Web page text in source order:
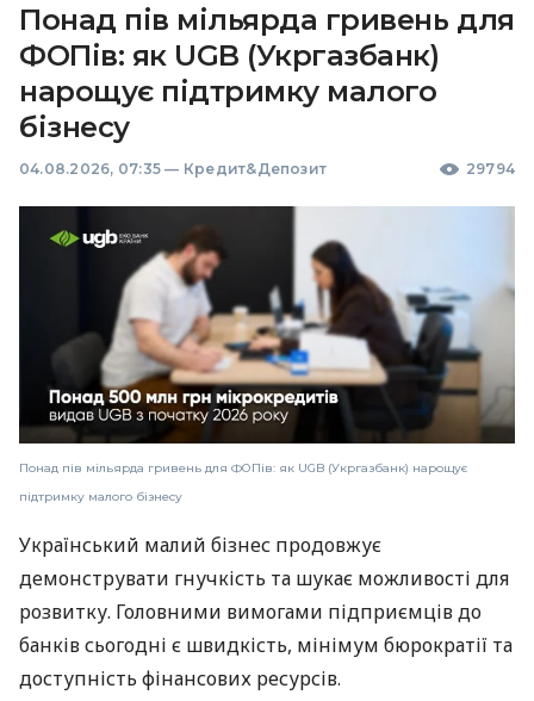
Понад пів мільярда гривень для
ФОПів: як UGB (Укргазбанк)
нарощує підтримку малого
бізнесу
04.08.2026, 07:35 — Кредит&Депозит 29794
Понад пів мільярда гривень для ФОПів: як UGB (Укргазбанк) нарощує
підтримку малого бізнесу
Український малий бізнес продовжує
демонструвати гнучкість та шукає можливості для
розвитку. Головними вимогами підприємців до
банків сьогодні є швидкість, мінімум бюрократії та
доступність фінансових ресурсів.